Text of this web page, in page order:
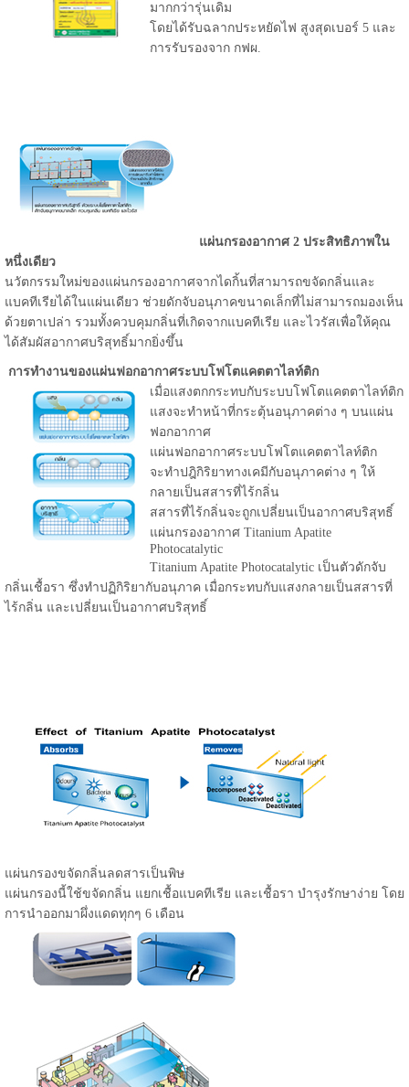
มากกว่ารุ่นเดิม
โดยได้รับฉลากประหยัดไฟ สูงสุดเบอร์ 5 และ
การรับรองจาก กฟผ.
แผ่นกรองอากาศ 2 ประสิทธิภาพใน
หนึ่งเดียว
นวัตกรรมใหม่ของแผ่นกรองอากาศจากไดกิ้นที่สามารถขจัดกลิ่นและ
แบคทีเรียได้ในแผ่นเดียว ช่วยดักจับอนุภาคขนาดเล็กที่ไม่สามารถมองเห็น
ด้วยตาเปล่า รวมทั้งควบคุมกลิ่นที่เกิดจากแบคทีเรีย และไวรัสเพื่อให้คุณ
ได้สัมผัสอากาศบริสุทธิ์มากยิ่งขึ้น
การทำงานของแผ่นฟอกอากาศระบบโฟโตแคตตาไลท์ติก
เมื่อแสงตกกระทบกับระบบโฟโตแคตตาไลท์ติก
แสงจะทำหน้าที่กระตุ้นอนุภาคต่าง ๆ บนแผ่น
ฟอกอากาศ
แผ่นฟอกอากาศระบบโฟโตแคตตาไลท์ติก
จะทำปฎิกิริยาทางเคมีกับอนุภาคต่าง ๆ ให้
กลายเป็นสสารที่ไร้กลิ่น
สสารที่ไร้กลิ่นจะถูกเปลี่ยนเป็นอากาศบริสุทธิ์
แผ่นกรองอากาศ Titanium Apatite
Photocatalytic
Titanium Apatite Photocatalytic เป็นตัวดักจับ
กลิ่นเชื้อรา ซึ่งทำปฏิกิริยากับอนุภาค เมื่อกระทบกับแสงกลายเป็นสสารที่
ไร้กลิ่น และเปลี่ยนเป็นอากาศบริสุทธิ์
แผ่นกรองขจัดกลิ่นลดสารเป็นพิษ
แผ่นกรองนี้ใช้ขจัดกลิ่น แยกเชื้อแบคทีเรีย และเชื้อรา บำรุงรักษาง่าย โดย
การนำออกมาผึ่งแดดทุกๆ 6 เดือน